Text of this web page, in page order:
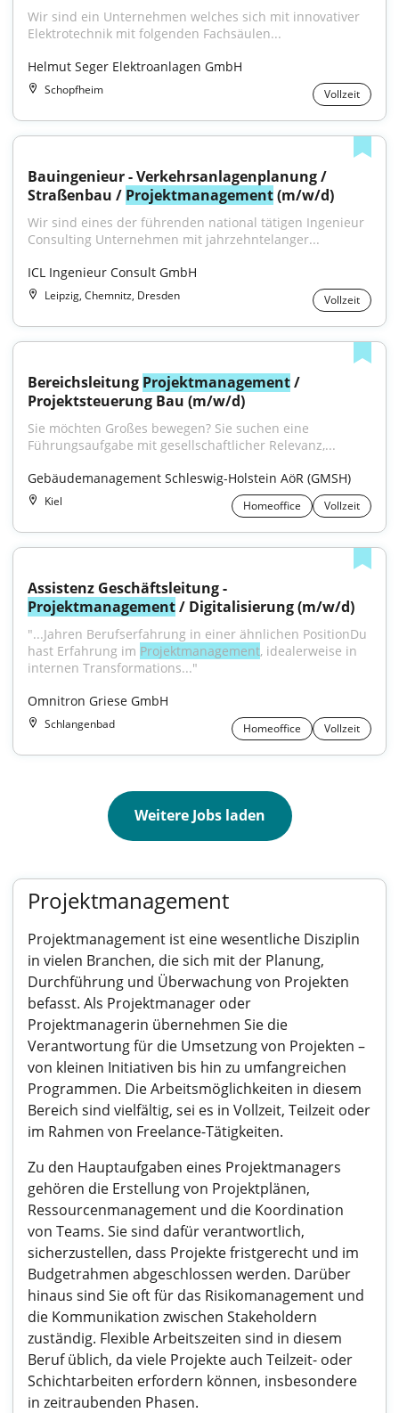
Wir sind ein Unternehmen welches sich mit innovativer
Elektrotechnik mit folgenden Fachsäulen...
Helmut Seger Elektroanlagen GmbH
Schopfheim Vollzeit
Bauingenieur - Verkehrsanlagenplanung /
Straßenbau / Projektmanagement (m/w/d)
Wir sind eines der führenden national tätigen Ingenieur
Consulting Unternehmen mit jahrzehntelanger...
ICL Ingenieur Consult GmbH
Leipzig, Chemnitz, Dresden Vollzeit
Bereichsleitung Projektmanagement /
Projektsteuerung Bau (m/w/d)
Sie möchten Großes bewegen? Sie suchen eine
Führungs­aufgabe mit gesell­schaft­licher Rele­vanz,...
Gebäudemanagement Schleswig-Holstein AöR (GMSH)
Kiel Homeoffice Vollzeit
Projektmanagement / Digitalisierung (m/w/d)
"...Jahren Berufserfahrung in einer ähnlichen PositionDu
hast Erfahrung im Projektmanagement, idealerweise in
internen Transformations..."
Omnitron Griese GmbH
Schlangenbad Homeoffice Vollzeit
Weitere Jobs laden
Projektmanagement
Projektmanagement ist eine wesentliche Disziplin
in vielen Branchen, die sich mit der Planung,
Durchführung und Überwachung von Projekten
befasst. Als Projektmanager oder
Projektmanagerin übernehmen Sie die
Verantwortung für die Umsetzung von Projekten –
von kleinen Initiativen bis hin zu umfangreichen
Programmen. Die Arbeitsmöglichkeiten in diesem
Bereich sind vielfältig, sei es in Vollzeit, Teilzeit oder
im Rahmen von Freelance-Tätigkeiten.
Zu den Hauptaufgaben eines Projektmanagers
gehören die Erstellung von Projektplänen,
Ressourcenmanagement und die Koordination
von Teams. Sie sind dafür verantwortlich,
sicherzustellen, dass Projekte fristgerecht und im
Budgetrahmen abgeschlossen werden. Darüber
hinaus sind Sie oft für das Risikomanagement und
die Kommunikation zwischen Stakeholdern
zuständig. Flexible Arbeitszeiten sind in diesem
Beruf üblich, da viele Projekte auch Teilzeit- oder
Schichtarbeiten erfordern können, insbesondere
in zeitraubenden Phasen.